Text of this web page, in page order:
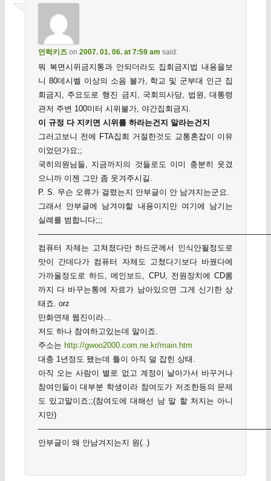
언럭키즈on 2007. 01. 06. at 7:59 am said:
뭐 복면시위금지통과 안되더라도 집회금지법 내용을보
니 80데시벨 이상의 소음 불가, 학교 및 군부대 인근 집
회금지, 주요도로 행진 금지, 국회의사당, 법원, 대통령
관저 주변 100미터 시위불가, 야간집회금지.
이 규정 다 지키면 시위를 하라는건지 말라는건지
그러고보니 전에 FTA집회 거절한것도 교통혼잡이 이유
이었던가요;;
국히의원님들, 지금까지의 것들로도 이미 충분히 웃겼
으니까 이젠 그만 좀 웃겨주시길.
P. S. 무슨 오류가 걸렸는지 안부글이 안 남겨지는군요.
그래서 안부글에 남겨야할 내용이지만 여기에 남기는
실례를 범합니다;;;
컴퓨터 자체는 고쳐졌다만 하드군께서 인식안될정도로
맛이 간데다가 컴퓨터 자체도 고쳤다기보다 바꿨다에
가까울정도로 하드, 메인보드, CPU, 전원장치에 CD롬
까지 다 바꾸는통에 자료가 남아있으면 그게 신기한 상
태죠. orz
만화연재 웹진이라…
저도 하나 참여하고있는데 말이죠.
주소는 http://gwoo2000.com.ne.kr/main.htm
대충 1년정도 됐는데 틀이 아직 덜 잡힌 상태.
아직 오는 사람이 별로 없고 계정이 날아가서 바꾸거나
참여인들이 대부분 학생이라 참여도가 저조한등의 문제
도 있고말이죠;;(참여도에 대해선 남 말 할 처지는 아니
지만)
안부글이 왜 안남겨지는지 원(..)